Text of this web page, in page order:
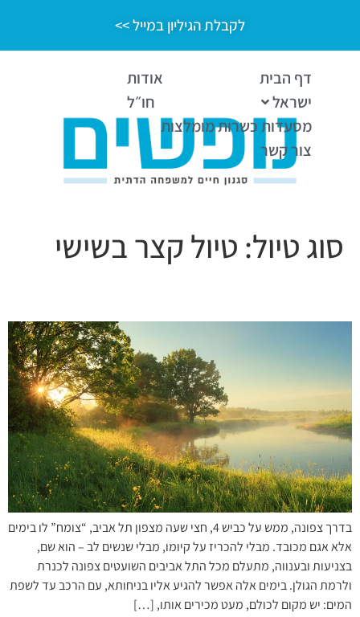
לקבלת הגיליון במייל >>
דף הבית
אודות
ישראל
חו״ל
מסעדות כשרות מומלצות
צור קשר
סוג טיול: טיול קצר בשישי
בדרך צפונה, ממש על כביש 4, חצי שעה מצפון תל אביב, “צומח” לו בימים
אלא אגם מכובד. מבלי להכריז על קיומו, מבלי שנשים לב – הוא שם,
בצניעות ובענווה, מתעלם מכל התל אביבים השועטים צפונה לכנרת
ולרמת הגולן. בימים אלה אפשר להגיע אליו בניחותא, עם הרכב עד לשפת
המים: יש מקום לכולם, מעט מכירים אותו, […]